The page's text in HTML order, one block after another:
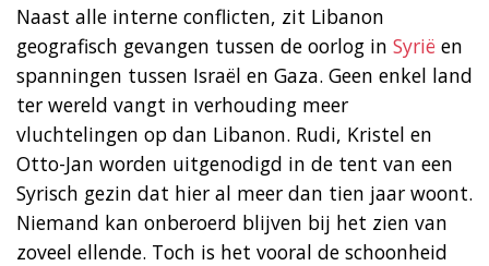
Naast alle interne conflicten, zit Libanon
geografisch gevangen tussen de oorlog in Syrië en
spanningen tussen Israël en Gaza. Geen enkel land
ter wereld vangt in verhouding meer
vluchtelingen op dan Libanon. Rudi, Kristel en
Otto-Jan worden uitgenodigd in de tent van een
Syrisch gezin dat hier al meer dan tien jaar woont.
Niemand kan onberoerd blijven bij het zien van
zoveel ellende. Toch is het vooral de schoonheid